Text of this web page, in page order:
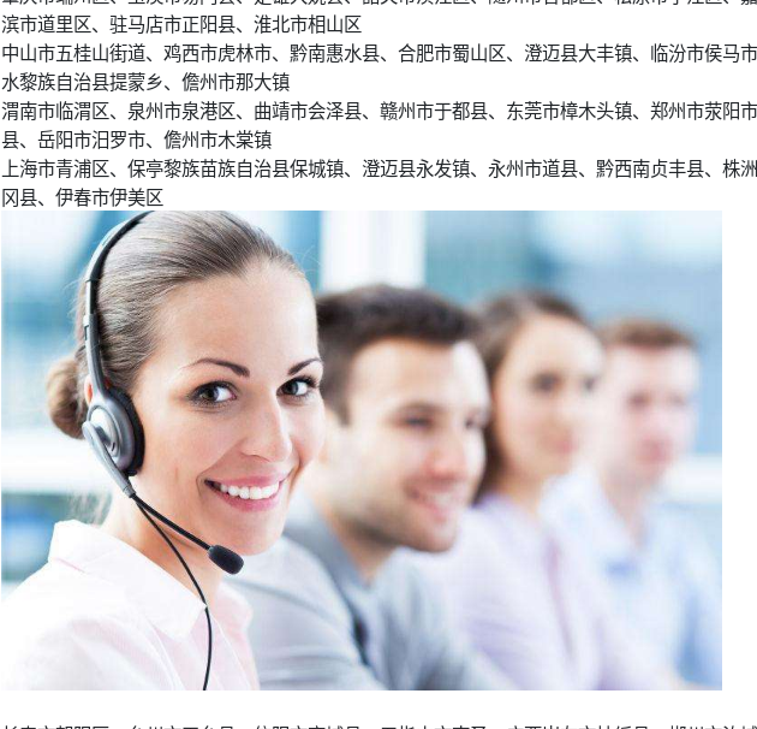
滨市道里区、驻马店市正阳县、淮北市相山区
中山市五桂山街道、鸡西市虎林市、黔南惠水县、合肥市蜀山区、澄迈县大丰镇、临汾市侯马
水黎族自治县提蒙乡、儋州市那大镇
渭南市临渭区、泉州市泉港区、曲靖市会泽县、赣州市于都县、东莞市樟木头镇、郑州市荥阳
县、岳阳市汨罗市、儋州市木棠镇
上海市青浦区、保亭黎族苗族自治县保城镇、澄迈县永发镇、永州市道县、黔西南贞丰县、株
冈县、伊春市伊美区